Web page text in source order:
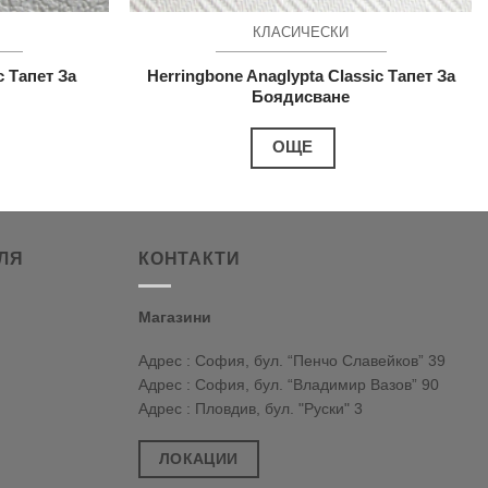
Тапет За
КЛАСИЧЕСКИ
Herringbone Anaglypta Classic Тапет За
Боядисване
ОЩЕ
КОНТАКТИ
Магазини
Адрес : София, бул. “Пенчо Славейков” 39
Адрес : София, бул. “Владимир Вазов” 90
Адрес : Пловдив, бул. "Руски" 3
ЛОКАЦИИ